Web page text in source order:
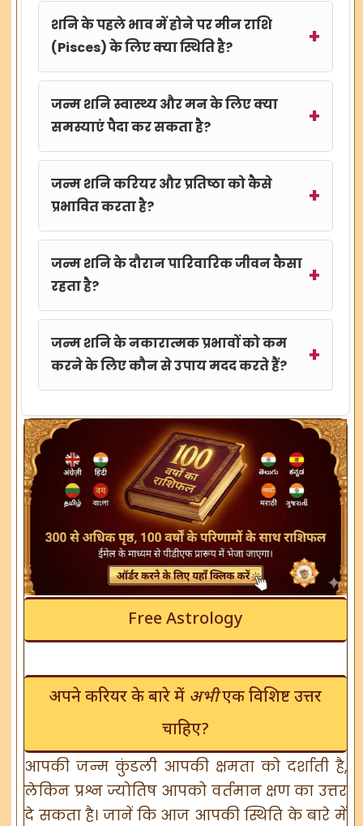
शनि के पहले भाव में होने पर मीन राशि
(Pisces) के लिए क्या स्थिति है?
जन्म शनि स्वास्थ्य और मन के लिए क्या
समस्याएं पैदा कर सकता है?
जन्म शनि करियर और प्रतिष्ठा को कैसे
प्रभावित करता है?
जन्म शनि के दौरान पारिवारिक जीवन कैसा
रहता है?
जन्म शनि के नकारात्मक प्रभावों को कम
करने के लिए कौन से उपाय मदद करते हैं?
Free Astrology
अपने करियर के बारे में अभीएक विशिष्ट उत्तर
चाहिए?
आपकी जन्म कुंडली आपकी क्षमता को दर्शाती है,
लेकिन प्रश्न ज्योतिष आपको वर्तमान क्षण का उत्तर
दे सकता है। जानें कि आज आपकी स्थिति के बारे में